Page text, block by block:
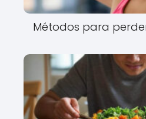
Métodos para